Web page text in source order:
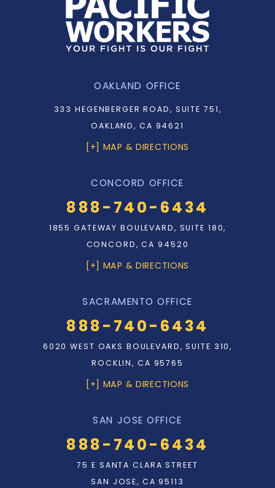
OAKLAND OFFICE
333 HEGENBERGER ROAD, SUITE 751,
OAKLAND, CA 94621
[+] MAP & DIRECTIONS
CONCORD OFFICE
888-740-6434
1855 GATEWAY BOULEVARD, SUITE 180,
CONCORD, CA 94520
[+] MAP & DIRECTIONS
SACRAMENTO OFFICE
888-740-6434
6020 WEST OAKS BOULEVARD, SUITE 310,
ROCKLIN, CA 95765
[+] MAP & DIRECTIONS
SAN JOSE OFFICE
888-740-6434
75 E SANTA CLARA STREET
SAN JOSE, CA 95113